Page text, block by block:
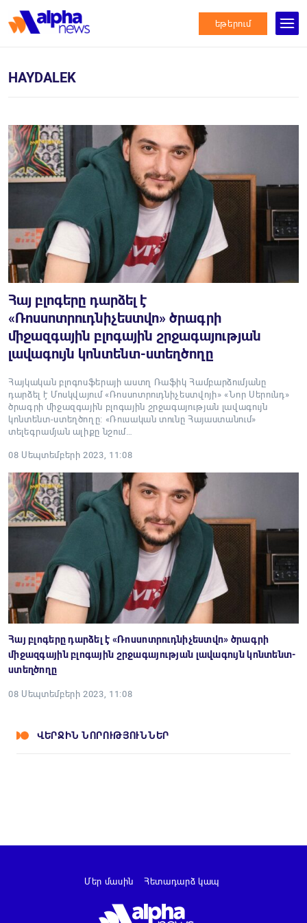
եթերում
HAYDALEK
Հայ բլոգերը դարձել է
«Ռոսսոտրուդնիչեստվո» ծրագրի
միջազգային բլոգային շրջագայության
լավագույն կոնտենտ-ստեղծողը
Հայկական բլոգոսֆերայի աստղ Ռաֆիկ Համբարձումյանը
դարձել է Մոսկվայում «Ռոսսոտրուդնիչեստվոյի» «Նոր Սերունդ»
ծրագրի միջազգային բլոգային շրջագայության լավագույն
կոնտենտ-ստեղծողը: «Ռուսական տունը Հայաստանում»
տելեգրամյան ալիքը նշում…
08 Սեպտեմբերի 2023, 11:08
Հայ բլոգերը դարձել է «Ռոսսոտրուդնիչեստվո» ծրագրի
միջազգային բլոգային շրջագայության լավագույն կոնտենտ-
ստեղծողը
08 Սեպտեմբերի 2023, 11:08
ՎԵՐՋԻՆ ՆՈՐՈՒԹՅՈՒՆՆԵՐ
Մեր մասին Հետադարձ կապ